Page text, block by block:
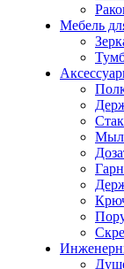
Мебель